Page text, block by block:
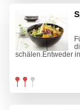
schälen.Entweder